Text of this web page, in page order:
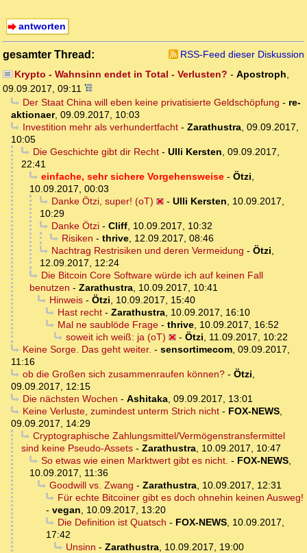
antworten
gesamter Thread:
RSS-Feed dieser Diskussion
Krypto - Wahnsinn endet in Total - Verlusten? - Apostroph,
09.09.2017, 09:11
Der Staat China will eben keine privatisierte Geldschöpfung - re-
aktionaer, 09.09.2017, 10:03
Investition mehr als verhundertfacht- Zarathustra, 09.09.2017,
10:05
Die Geschichte gibt dir Recht- Ulli Kersten, 09.09.2017,
22:41
einfache, sehr sichere Vorgehensweise- Ötzi,
10.09.2017, 00:03
Danke Ötzi, super! (oT)
- Ulli Kersten, 10.09.2017,
10:29
Danke Ötzi- Cliff, 10.09.2017, 10:32
Risiken - thrive, 12.09.2017, 08:46
Nachtrag Restrisiken und deren Vermeidung - Ötzi,
12.09.2017, 12:24
Die Bitcoin Core Software würde ich auf keinen Fall
benutzen - Zarathustra, 10.09.2017, 10:41
Hinweis- Ötzi, 10.09.2017, 15:40
Hast recht- Zarathustra, 10.09.2017, 16:10
Mal ne saublöde Frage- thrive, 10.09.2017, 16:52
soweit ich weiß: ja (oT)
- Ötzi, 11.09.2017, 10:22
Keine Sorge. Das geht weiter. - sensortimecom, 09.09.2017,
11:16
ob die Großen sich zusammenraufen können?- Ötzi,
09.09.2017, 12:15
Die nächsten Wochen - Ashitaka, 09.09.2017, 13:01
Keine Verluste, zumindest unterm Strich nicht- FOX-NEWS,
09.09.2017, 14:29
Cryptographische Zahlungsmittel/Vermögenstransfermittel
sind keine Pseudo-Assets - Zarathustra, 10.09.2017, 10:47
So etwas wie einen Marktwert gibt es nicht. - FOX-NEWS,
10.09.2017, 11:36
Goodwill vs. Zwang - Zarathustra, 10.09.2017, 12:31
Für echte Bitcoiner gibt es doch ohnehin keinen Ausweg!
- vegan, 10.09.2017, 13:20
Die Definition ist Quatsch - FOX-NEWS, 10.09.2017,
17:42
Unsinn - Zarathustra, 10.09.2017, 19:00